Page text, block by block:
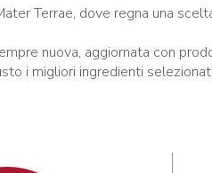
Terrae, dove regna una
nuova, aggiornata con
i migliori ingredienti